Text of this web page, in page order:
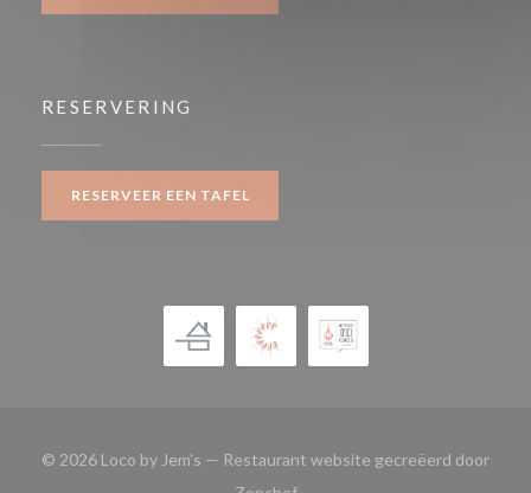
RESERVERING
RESERVEER EEN TAFEL
© 2026 Loco by Jem's — Restaurant website gecreëerd door